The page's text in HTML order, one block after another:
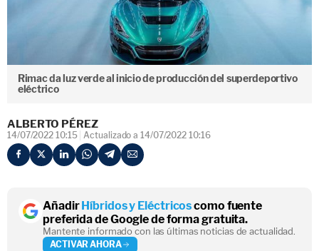
Rimac da luz verde al inicio de producción del superdeportivo
eléctrico
ALBERTO PÉREZ
14/07/2022 10:15 Actualizado a 14/07/2022 10:16
AñadirHíbridos y Eléctricoscomo fuente
preferida de Google de forma gratuita.
Mantente informado con las últimas noticias de actualidad.
ACTIVAR AHORA